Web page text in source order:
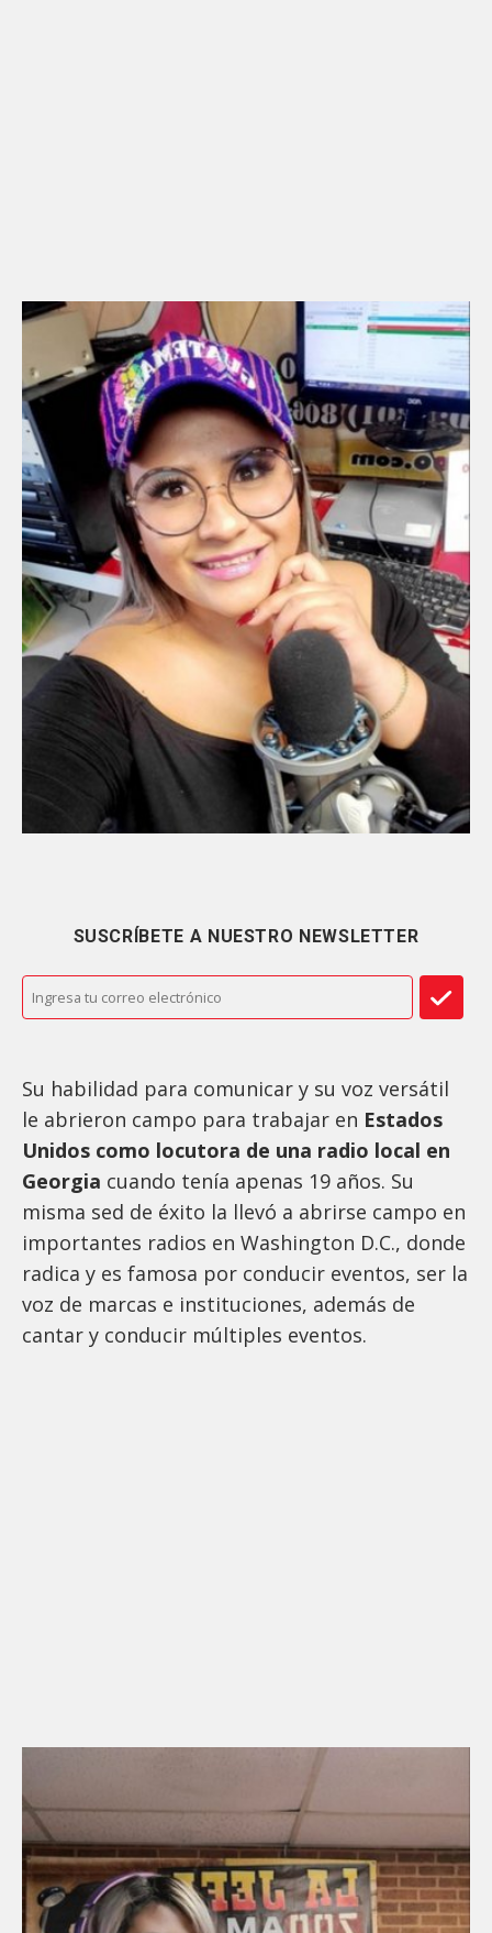
SUSCRÍBETE A NUESTRO NEWSLETTER
Su habilidad para comunicar y su voz versátil
le abrieron campo para trabajar en Estados
Unidos como locutora de una radio local en
Georgia cuando tenía apenas 19 años. Su
misma sed de éxito la llevó a abrirse campo en
importantes radios en Washington D.C., donde
radica y es famosa por conducir eventos, ser la
voz de marcas e instituciones, además de
cantar y conducir múltiples eventos.